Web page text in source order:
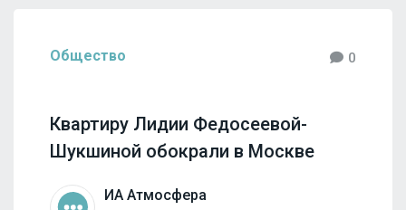
Общество 0
Квартиру Лидии Федосеевой-
Шукшиной обокрали в Москве
ИА Атмосфера